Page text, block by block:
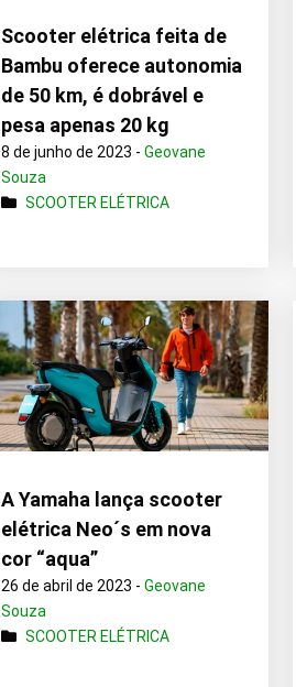
Scooter elétrica feita de
Bambu oferece autonomia
de 50 km, é dobrável e
pesa apenas 20 kg
8 de junho de 2023 -Geovane
Souza
SCOOTER ELÉTRICA
A Yamaha lança scooter
elétrica Neo´s em nova
cor “aqua”
26 de abril de 2023 -Geovane
Souza
SCOOTER ELÉTRICA